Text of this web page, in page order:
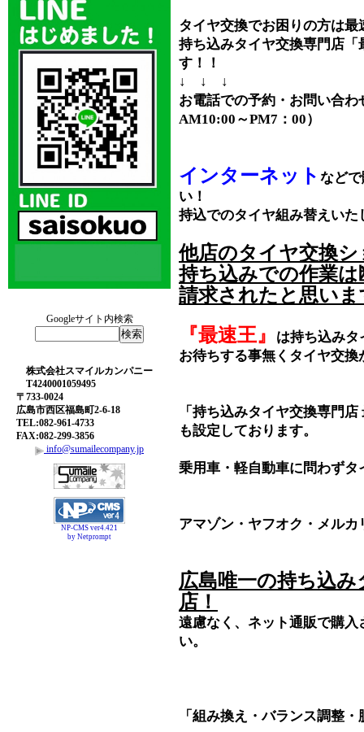
Googleサイト内検索
株式会社スマイルカンパニー
T4240001059495
〒733-0024
広島市西区福島町2-6-18
TEL:082-961-4733
FAX:082-299-3856
info@sumailecompany.jp
NP-CMS ver4.421
by Netprompt
タイヤ交換でお困りの方は
持ち込みタイヤ交換専門店
す！！
↓ ↓ ↓
お電話での予約・お問い合
AM10:00～PM7：00）
インターネット など
い！
持込でのタイヤ組み替えいた
他店のタイヤ交換
持ち込みでの作業
請求されたと思いま
『最速王』
は持ち込み
お待ちする事無くタイヤ交換
「持ち込みタイヤ交換専門
も設定しております。
乗用車・軽自動車に問わずタ
アマゾン・ヤフオク・メル
広島唯一の持ち込
店！
遠慮なく、ネット通販で購
い。
「組み換え・バランス調整・